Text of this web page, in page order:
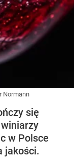
Normann
się
w Polsce
jakości.